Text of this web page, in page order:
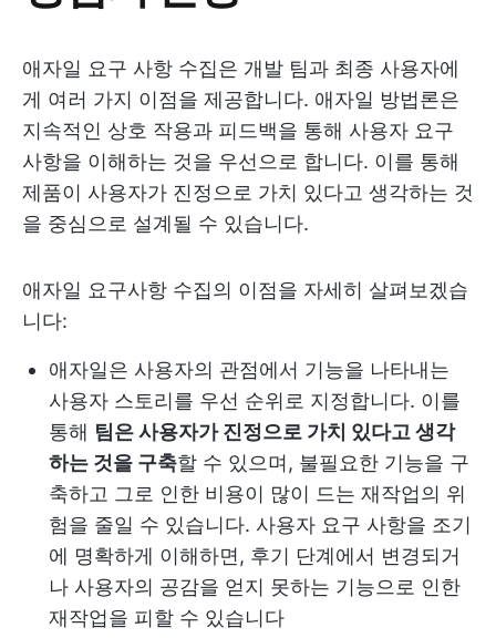
애자일 요구 사항 수집은 개발 팀과 최종 사용자에
게 여러 가지 이점을 제공합니다. 애자일 방법론은
지속적인 상호 작용과 피드백을 통해 사용자 요구
사항을 이해하는 것을 우선으로 합니다. 이를 통해
제품이 사용자가 진정으로 가치 있다고 생각하는 것
을 중심으로 설계될 수 있습니다.
애자일 요구사항 수집의 이점을 자세히 살펴보겠습
니다:
애자일은 사용자의 관점에서 기능을 나타내는
사용자 스토리를 우선 순위로 지정합니다. 이를
통해 팀은 사용자가 진정으로 가치 있다고 생각
하는 것을 구축할 수 있으며, 불필요한 기능을 구
축하고 그로 인한 비용이 많이 드는 재작업의 위
험을 줄일 수 있습니다. 사용자 요구 사항을 조기
에 명확하게 이해하면, 후기 단계에서 변경되거
나 사용자의 공감을 얻지 못하는 기능으로 인한
재작업을 피할 수 있습니다